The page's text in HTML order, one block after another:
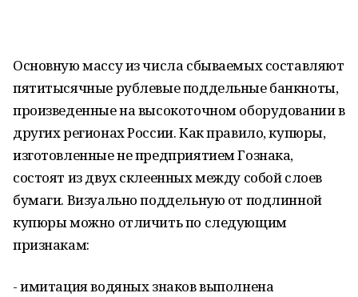
Основную массу из числа сбываемых составляют
пятитысячные рублевые поддельные банкноты,
произведенные на высокоточном оборудовании в
других регионах России. Как правило, купюры,
изготовленные не предприятием Гознака,
состоят из двух склеенных между собой слоев
бумаги. Визуально поддельную от подлинной
купюры можно отличить по следующим
признакам:
- имитация водяных знаков выполнена